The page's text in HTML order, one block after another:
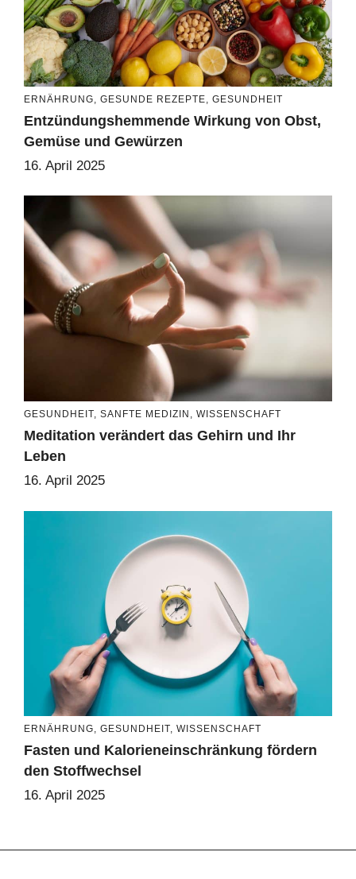
ERNÄHRUNG, GESUNDE REZEPTE, GESUNDHEIT
Entzündungshemmende Wirkung von Obst,
Gemüse und Gewürzen
16. April 2025
GESUNDHEIT, SANFTE MEDIZIN , WISSENSCHAFT
Meditation verändert das Gehirn und Ihr
Leben
16. April 2025
ERNÄHRUNG, GESUNDHEIT, WISSENSCHAFT
Fasten und Kalorieneinschränkung fördern
den Stoffwechsel
16. April 2025